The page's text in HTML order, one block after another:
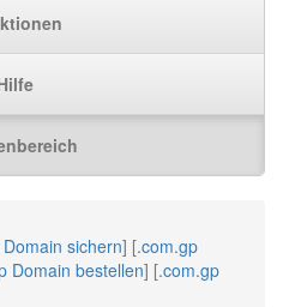
sichern] [.com.gp
Domain bestellen] [.com.gp